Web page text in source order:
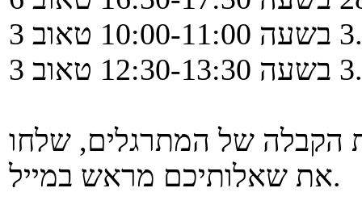
הקבלה של המתרגלים, שלחו
את שאלותיכם מראש במייל.